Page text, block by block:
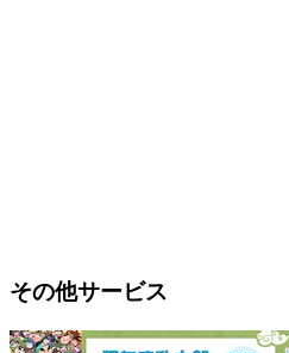
その他サービス